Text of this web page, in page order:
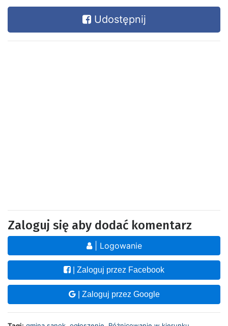
Udostępnij
Zaloguj się aby dodać komentarz
| Logowanie
| Zaloguj przez Facebook
| Zaloguj przez Google